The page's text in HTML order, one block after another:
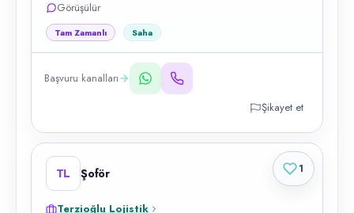
Görüşülür
Tam Zamanlı Saha
Başvuru kanalları
Şikayet et
TL Şoför
Terzioğlu Lojistik
1